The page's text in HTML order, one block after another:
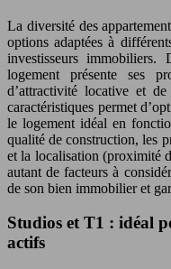
La diversité des
options adaptées à
investisseurs
logement présente ses
d’attractivité locative et
caractéristiques permet
le logement idéal en
qualité de construction, les
et la localisation (proximité
autant de facteurs à
de son bien immobilier et
Studios et T1 : idéal
actifs